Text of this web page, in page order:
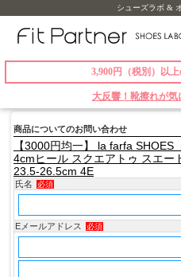
シューズラボ &
3,900円（税別）以
大反響！靴擦れが
商品についてのお問い合わせ
【3000円均一】 la farfa SHOES
4cmヒール スクエアトゥ スエー
23.5-26.5cm 4E
氏名 必須
Eメールアドレス 必須